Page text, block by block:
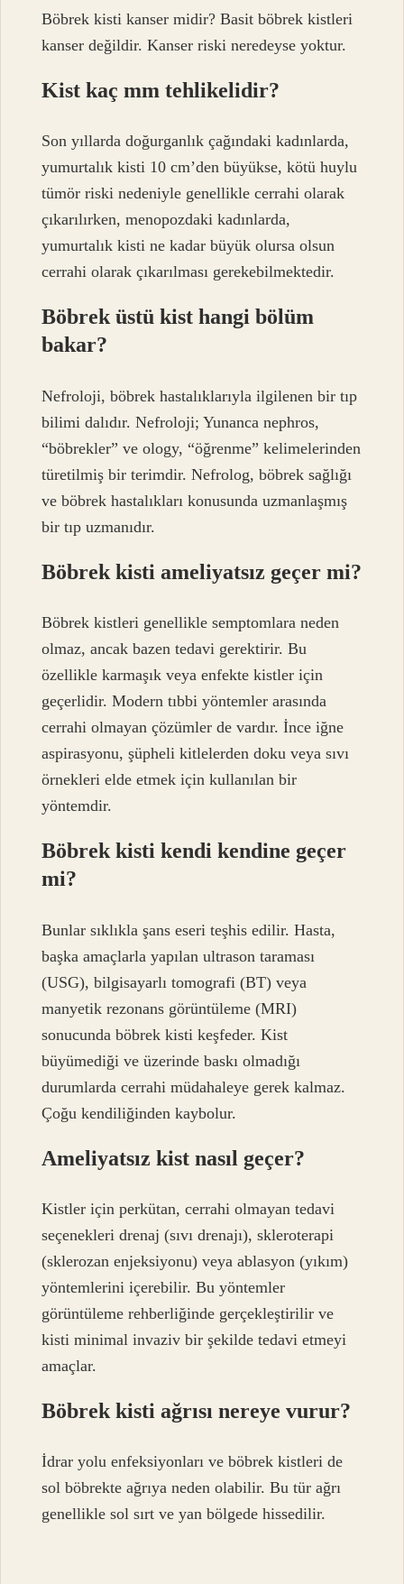
Böbrek kisti kanser midir? Basit böbrek kistleri
kanser değildir. Kanser riski neredeyse yoktur.
Kist kaç mm tehlikelidir?
Son yıllarda doğurganlık çağındaki kadınlarda,
yumurtalık kisti 10 cm’den büyükse, kötü huylu
tümör riski nedeniyle genellikle cerrahi olarak
çıkarılırken, menopozdaki kadınlarda,
yumurtalık kisti ne kadar büyük olursa olsun
cerrahi olarak çıkarılması gerekebilmektedir.
Böbrek üstü kist hangi bölüm
bakar?
Nefroloji, böbrek hastalıklarıyla ilgilenen bir tıp
bilimi dalıdır. Nefroloji; Yunanca nephros,
“böbrekler” ve ology, “öğrenme” kelimelerinden
türetilmiş bir terimdir. Nefrolog, böbrek sağlığı
ve böbrek hastalıkları konusunda uzmanlaşmış
bir tıp uzmanıdır.
Böbrek kisti ameliyatsız geçer mi?
Böbrek kistleri genellikle semptomlara neden
olmaz, ancak bazen tedavi gerektirir. Bu
özellikle karmaşık veya enfekte kistler için
geçerlidir. Modern tıbbi yöntemler arasında
cerrahi olmayan çözümler de vardır. İnce iğne
aspirasyonu, şüpheli kitlelerden doku veya sıvı
örnekleri elde etmek için kullanılan bir
yöntemdir.
Böbrek kisti kendi kendine geçer
mi?
Bunlar sıklıkla şans eseri teşhis edilir. Hasta,
başka amaçlarla yapılan ultrason taraması
(USG), bilgisayarlı tomografi (BT) veya
manyetik rezonans görüntüleme (MRI)
sonucunda böbrek kisti keşfeder. Kist
büyümediği ve üzerinde baskı olmadığı
durumlarda cerrahi müdahaleye gerek kalmaz.
Çoğu kendiliğinden kaybolur.
Ameliyatsız kist nasıl geçer?
Kistler için perkütan, cerrahi olmayan tedavi
seçenekleri drenaj (sıvı drenajı), skleroterapi
(sklerozan enjeksiyonu) veya ablasyon (yıkım)
yöntemlerini içerebilir. Bu yöntemler
görüntüleme rehberliğinde gerçekleştirilir ve
kisti minimal invaziv bir şekilde tedavi etmeyi
amaçlar.
Böbrek kisti ağrısı nereye vurur?
İdrar yolu enfeksiyonları ve böbrek kistleri de
sol böbrekte ağrıya neden olabilir. Bu tür ağrı
genellikle sol sırt ve yan bölgede hissedilir.